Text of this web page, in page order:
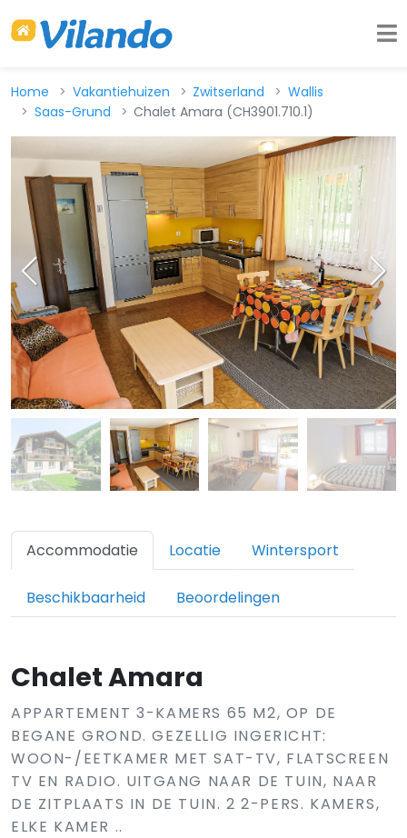
Home Vakantiehuizen Zwitserland
Wallis
Saas-Grund
Chalet Amara (CH3901.710.1)
Accommodatie Locatie Wintersport
Beschikbaarheid Beoordelingen
Chalet Amara
APPARTEMENT 3-KAMERS 65 M2, OP DE
BEGANE GROND. GEZELLIG INGERICHT:
WOON-/EETKAMER MET SAT-TV, FLATSCREEN
TV EN RADIO. UITGANG NAAR DE TUIN, NAAR
DE ZITPLAATS IN DE TUIN. 2 2-PERS. KAMERS,
ELKE KAMER ..